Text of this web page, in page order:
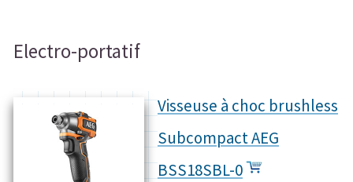
Electro-portatif
Visseuse à choc brushless
Subcompact AEG
BSS18SBL-0